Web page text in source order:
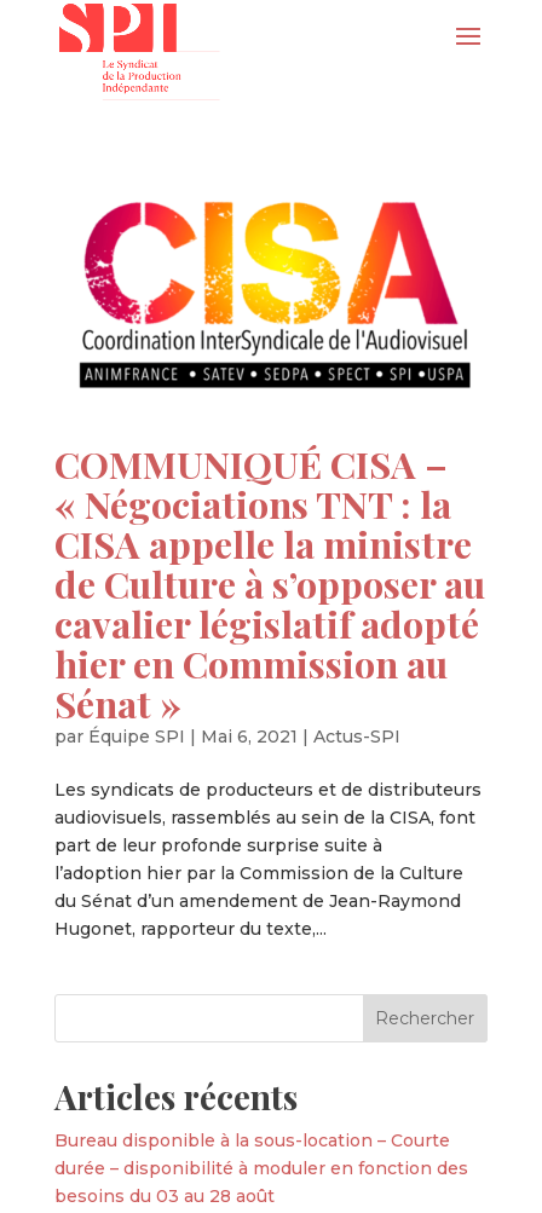
COMMUNIQUÉ CISA –
« Négociations TNT : la
CISA appelle la ministre
de Culture à s’opposer au
cavalier législatif adopté
hier en Commission au
Sénat »
par Équipe SPI | Mai 6, 2021 | Actus-SPI
Les syndicats de producteurs et de distributeurs
audiovisuels, rassemblés au sein de la CISA, font
part de leur profonde surprise suite à
l’adoption hier par la Commission de la Culture
du Sénat d’un amendement de Jean-Raymond
Hugonet, rapporteur du texte,...
Articles récents
Bureau disponible à la sous-location – Courte
durée – disponibilité à moduler en fonction des
besoins du 03 au 28 août